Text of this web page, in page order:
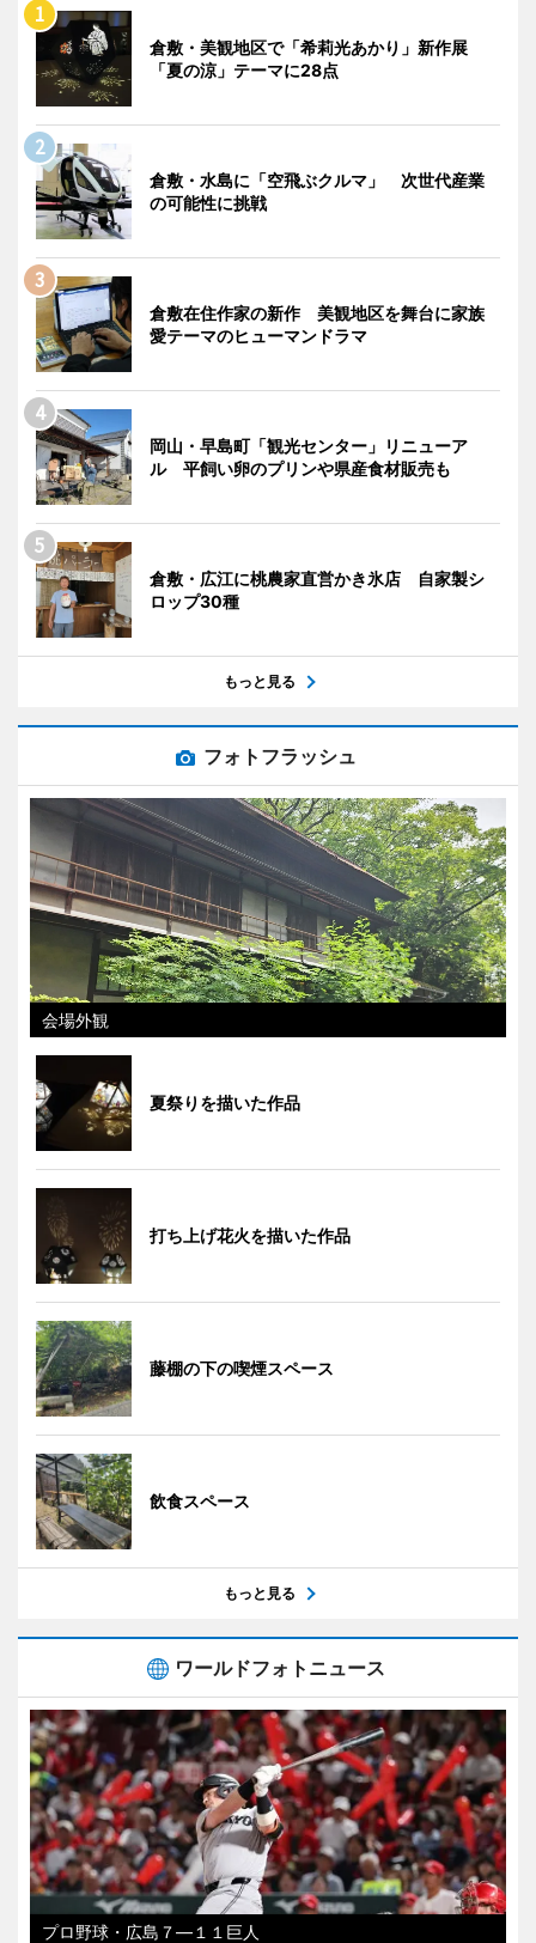
倉敷・美観地区で「希莉光あかり」新作展
「夏の涼」テーマに28点
倉敷・水島に「空飛ぶクルマ」 次世代産業
の可能性に挑戦
倉敷在住作家の新作 美観地区を舞台に家族
愛テーマのヒューマンドラマ
岡山・早島町「観光センター」リニューア
ル 平飼い卵のプリンや県産食材販売も
倉敷・広江に桃農家直営かき氷店 自家製シ
ロップ30種
もっと見る
フォトフラッシュ
会場外観
夏祭りを描いた作品
打ち上げ花火を描いた作品
藤棚の下の喫煙スペース
飲食スペース
もっと見る
ワールドフォトニュース
プロ野球・広島７―１１巨人